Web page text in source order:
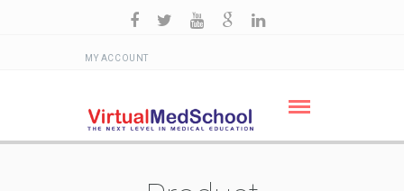
MY ACCOUNT